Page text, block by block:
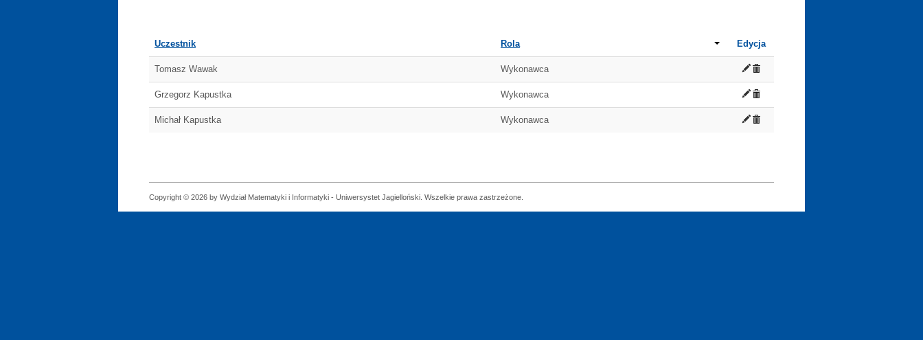
Uczestnik Rola Edycja
Tomasz Wawak Wykonawca
Grzegorz Kapustka Wykonawca
Michał Kapustka Wykonawca
Copyright © 2026 by Wydział Matematyki i Informatyki - Uniwersystet Jagielloński. Wszelkie prawa zastrzeżone.